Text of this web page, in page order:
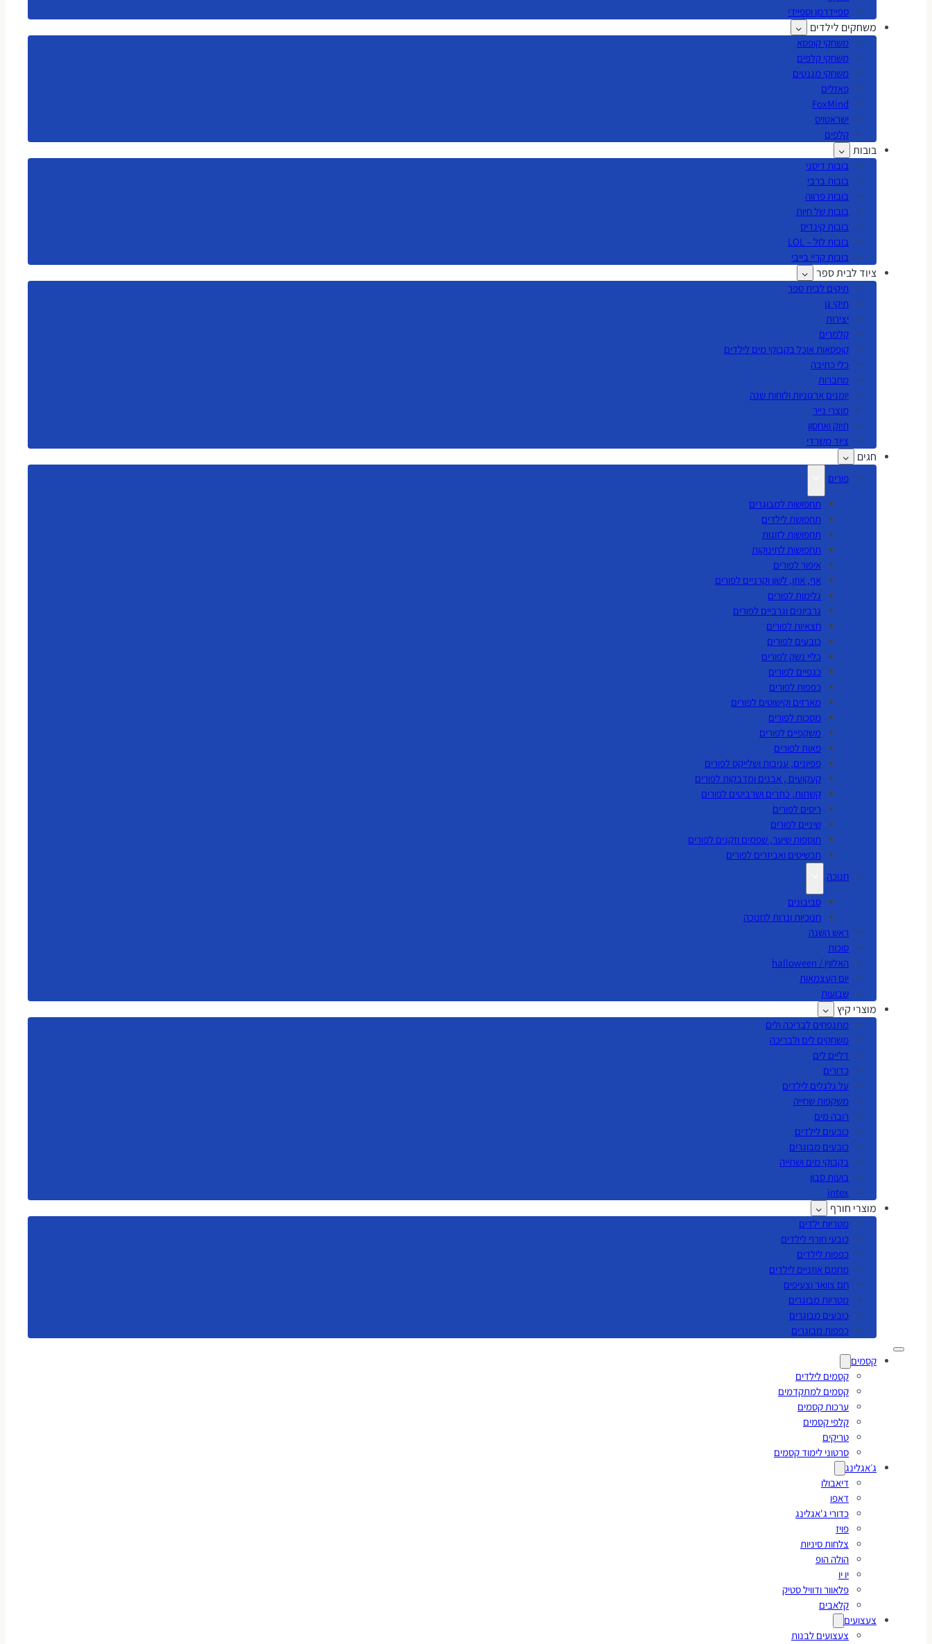
ספיידרמן וספיידי
משחקים לילדים
משחקי קופסא
משחקי קלפים
משחקי מגנטים
פאזלים
FoxMind
ישראטויס
קלפים
בובות
בובות דיסני
בובות ברבי
בובות פרווה
בובות של חיות
בובות קינדיס
בובות לול – LOL
בובות קריי בייבי
ציוד לבית ספר
תיקים לבית ספר
תיקי גן
יצירות
קלמרים
קופסאות אוכל בקבוקי מים לילדים
כלי כתיבה
מחברות
יומנים ארגוניות ולוחות שנה
מוצרי נייר
תיוק ואחסון
ציוד משרדי
חגים
פורים
תחפושות למבוגרים
תחפושת לילדים
תחפושות לזוגות
תחפושות לתינוקות
איפור לפורים
אף, אוזן, לשון וקרניים לפורים
גלימות לפורים
גרביונים וגרביים לפורים
חצאיות לפורים
כובעים לפורים
כליי נשק לפורים
כנפיים לפורים
כפפות לפורים
מארזים וקישוטים לפורים
מסכות לפורים
משקפיים לפורים
פאות לפורים
פפיונים, עניבות ושלייקס לפורים
קעקועים , אבנים ומדבקות לפורים
קשתות, כתרים ושרביטים לפורים
ריסים לפורים
שיניים לפורים
תוספות שיער, שפמים וזקנים לפורים
תכשיטים ואביזרים לפורים
חנוכה
סביבונים
חנוכיות ונרות לחנוכה
ראש השנה
סוכות
האלווין / halloween
יום העצמאות
שבועות
מוצרי קיץ
מתנפחים לבריכה ולים
משחקים לים ולבריכה
דליים לים
כדורים
על גלגלים לילדים
משקפות שחייה
רובה מים
כובעים לילדים
כובעים מבוגרים
בקבוקי מים ושתייה
בועות סבון
intex
מוצרי חורף
מטריות ילדים
כובעי חורף לילדים
כפפות לילדים
מחמם אוזניים לילדים
חם צוואר וצעיפים
מטריות מבוגרים
כובעים מבוגרים
כפפות מבוגרים
קסמים
קסמים לילדים
קסמים למתקדמים
ערכות קסמים
קלפי קסמים
טריקים
סרטוני לימוד קסמים
ג׳אגלינג
דיאבולו
דאפו
כדורי ג'אגלינג
פויז
צלחות סיניות
הולה הופ
יו יו
פלאוור ודוויל סטיק
קלאבים
צעצועים
צעצועים לבנות